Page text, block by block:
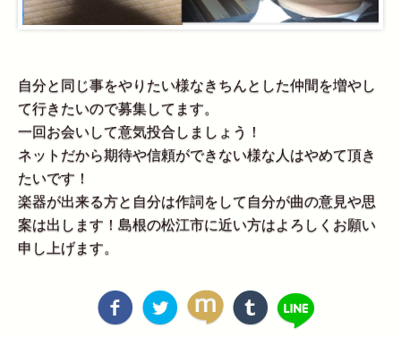
自分と同じ事をやりたい様なきちんとした仲間を増やし
て行きたいので募集してます。
一回お会いして意気投合しましょう！
ネットだから期待や信頼ができない様な人はやめて頂き
たいです！
楽器が出来る方と自分は作詞をして自分が曲の意見や思
案は出します！島根の松江市に近い方はよろしくお願い
申し上げます。